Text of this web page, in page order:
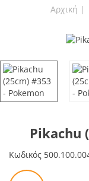
Αρχική
Pikachu
Κωδικός